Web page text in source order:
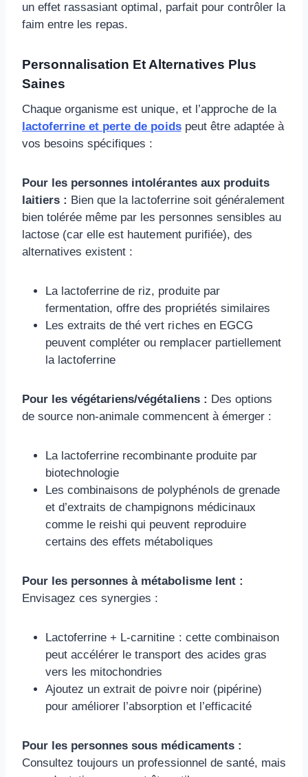
un effet rassasiant optimal, parfait pour contrôler la
faim entre les repas.
Personnalisation Et Alternatives Plus
Saines
Chaque organisme est unique, et l’approche de la
lactoferrine et perte de poidspeut être adaptée à
vos besoins spécifiques :
Pour les personnes intolérantes aux produits
laitiers : Bien que la lactoferrine soit généralement
bien tolérée même par les personnes sensibles au
lactose (car elle est hautement purifiée), des
alternatives existent :
La lactoferrine de riz, produite par
fermentation, offre des propriétés similaires
Les extraits de thé vert riches en EGCG
peuvent compléter ou remplacer partiellement
la lactoferrine
Pour les végétariens/végétaliens : Des options
de source non-animale commencent à émerger :
La lactoferrine recombinante produite par
biotechnologie
Les combinaisons de polyphénols de grenade
et d’extraits de champignons médicinaux
comme le reishi qui peuvent reproduire
certains des effets métaboliques
Pour les personnes à métabolisme lent :
Envisagez ces synergies :
Lactoferrine + L-carnitine : cette combinaison
peut accélérer le transport des acides gras
vers les mitochondries
Ajoutez un extrait de poivre noir (pipérine)
pour améliorer l’absorption et l’efficacité
Pour les personnes sous médicaments :
Consultez toujours un professionnel de santé, mais